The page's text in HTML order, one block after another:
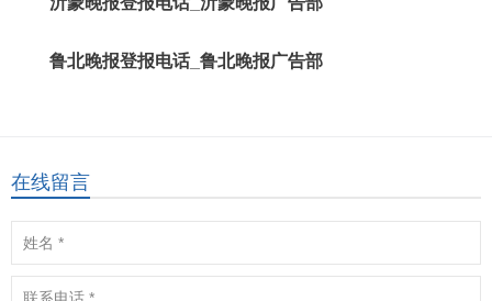
鲁北晚报登报电话_鲁北晚报广告部
在线留言